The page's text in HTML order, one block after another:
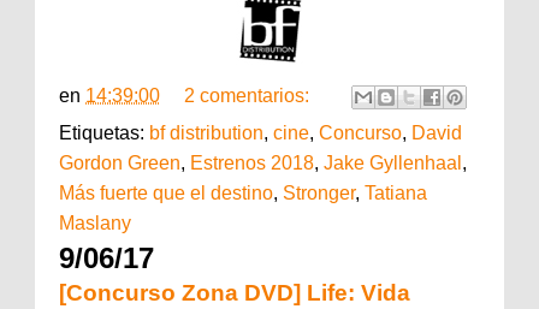
en 14:39:00
2 comentarios:
Etiquetas: bf distribution, cine, Concurso, David
Gordon Green, Estrenos 2018, Jake Gyllenhaal ,
Más fuerte que el destino, Stronger, Tatiana
Maslany
9/06/17
[Concurso Zona DVD] Life: Vida